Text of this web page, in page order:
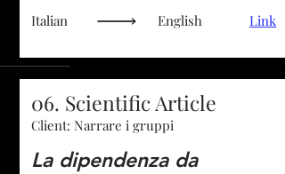
Italian English Link
06. Scientific Article
Client: Narrare i gruppi
La dipendenza da